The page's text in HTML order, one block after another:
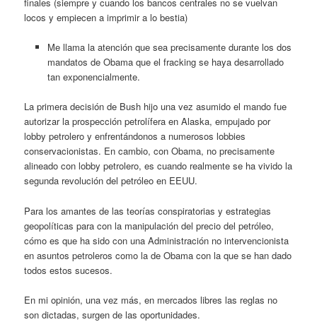
locos y empiecen a imprimir a lo bestia)
Me llama la atención que sea precisamente durante los dos
mandatos de Obama que el fracking se haya desarrollado
tan exponencialmente.
La primera decisión de Bush hijo una vez asumido el mando fue
autorizar la prospección petrolífera en Alaska, empujado por
lobby petrolero y enfrentándonos a numerosos lobbies
conservacionistas. En cambio, con Obama, no precisamente
alineado con lobby petrolero, es cuando realmente se ha vivido la
segunda revolución del petróleo en EEUU.
Para los amantes de las teorías conspiratorias y estrategias
geopolíticas para con la manipulación del precio del petróleo,
cómo es que ha sido con una Administración no intervencionista
en asuntos petroleros como la de Obama con la que se han dado
todos estos sucesos.
En mi opinión, una vez más, en mercados libres las reglas no
son dictadas, surgen de las oportunidades.